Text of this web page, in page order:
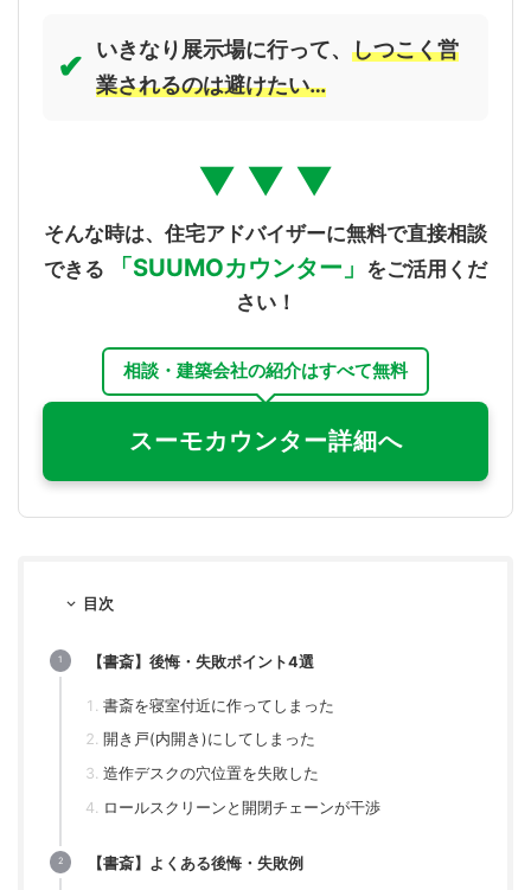
✔ いきなり展示場に行って、 しつこく営
業されるのは避けたい…
▼ ▼ ▼
そんな時は、住宅アドバイザーに無料で直接相談
できる
「SUUMOカウンター」 をご活用くだ
さい！
相談・建築会社の紹介はすべて無料
スーモカウンター詳細へ
目次
【書斎】後悔・失敗ポイント4選
書斎を寝室付近に作ってしまった
開き戸(内開き)にしてしまった
造作デスクの穴位置を失敗した
ロールスクリーンと開閉チェーンが干渉
【書斎】よくある後悔・失敗例